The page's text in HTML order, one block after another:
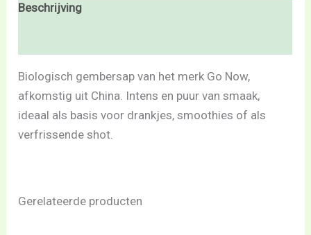
Beschrijving
Biologisch gembersap van het merk Go Now,
afkomstig uit China. Intens en puur van smaak,
ideaal als basis voor drankjes, smoothies of als
verfrissende shot.
Gerelateerde producten